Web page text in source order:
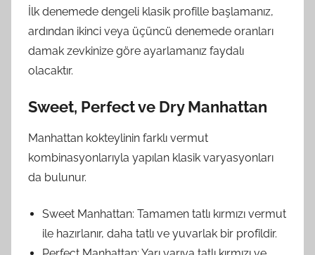
İlk denemede dengeli klasik profille başlamanız,
ardından ikinci veya üçüncü denemede oranları
damak zevkinize göre ayarlamanız faydalı
olacaktır.
Sweet, Perfect ve Dry Manhattan
Manhattan kokteylinin farklı vermut
kombinasyonlarıyla yapılan klasik varyasyonları
da bulunur.
Sweet Manhattan: Tamamen tatlı kırmızı vermut
ile hazırlanır, daha tatlı ve yuvarlak bir profildir.